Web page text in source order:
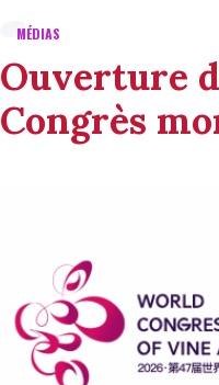
MÉDIAS
Ouverture
Congrès